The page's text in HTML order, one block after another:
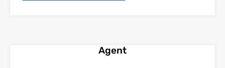
Agent